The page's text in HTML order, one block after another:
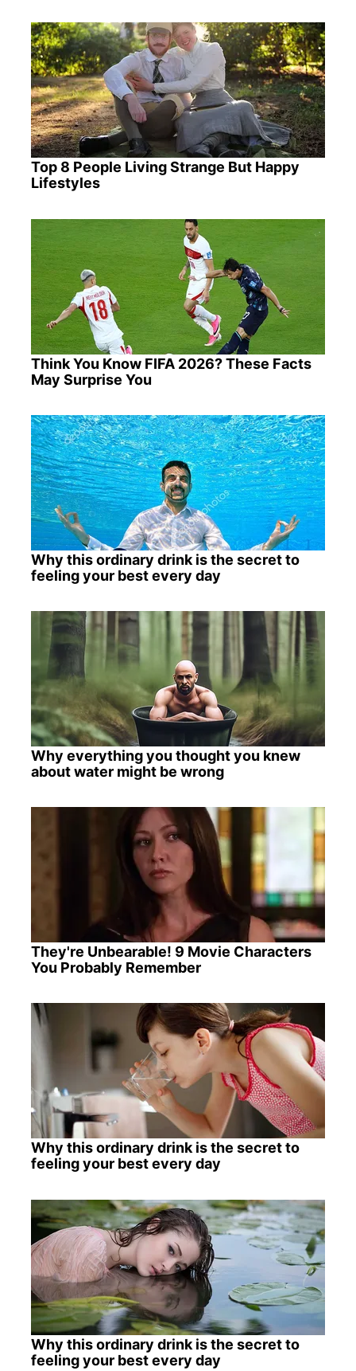
Top 8 People Living Strange But Happy
Lifestyles
Think You Know FIFA 2026? These Facts
May Surprise You
Why this ordinary drink is the secret to
feeling your best every day
Why everything you thought you knew
about water might be wrong
They're Unbearable! 9 Movie Characters
You Probably Remember
Why this ordinary drink is the secret to
feeling your best every day
Why this ordinary drink is the secret to
feeling your best every day